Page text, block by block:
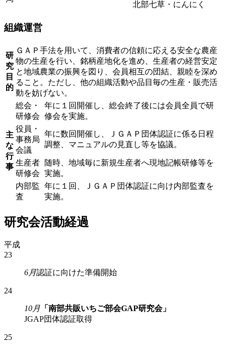
北部七草・にんにく
組織運営
研
究
目
的
ＧＡＰ手法を用いて、消費者の信頼に応える安全な農産
物の生産を行い、銘柄産地化を進め、生産者の経営安定
と地域農業の振興を図り、会員相互の団結、親睦を深め
ること。ただし、他の組織活動や品目毎の生産・販売活
動を妨げない。
主
な
行
事
総会・
研修会
年に１回開催し、総会終了後には会員全員で研
修会を実施。
役員・
事務局
会議
年に数回開催し、ＪＧＡＰ団体認証に係る日程
調整、マニュアルの見直し等を協議。
生産者
研修会
随時、地域毎に新規生産者へ現地記帳研修等を
実施。
内部監
査
年に１回、ＪＧＡＰ団体認証に向け内部監査を
実施。
研究会活動経過
平成
23
6月認証に向けた準備開始
24
10月 「南部共販いちご部会GAP研究会」
JGAP団体認証取得
25